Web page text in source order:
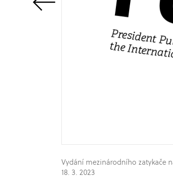
Vydání mezinárodního zatykače
18. 3. 2023